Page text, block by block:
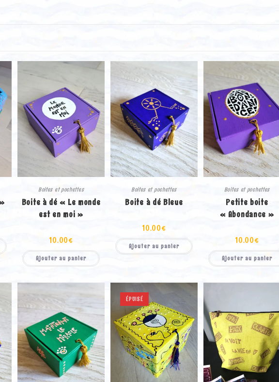
Boites et pochettes
Boite à dé « Le monde
est en moi »
10.00€
Ajouter au panier
Boites et pochettes
Boite à dé Bleue
10.00€
Ajouter au panier
Boites et pochettes
Petite boite
« Abondance »
10.00€
Ajouter au panier
ÉPUISÉ